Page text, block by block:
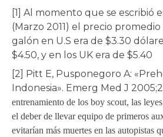
[1] Al momento que se escribió
(Marzo 2011) el precio
galón en U.S era de $3.30
$4.50, y en los UK era de $5.40
[2] Pitt E, Pusponegoro A:
Indonesia». Emerg Med J
entrenamiento de los boy scout, las
el deber de llevar equipo de primeros
evitarían más muertes en las autopistas